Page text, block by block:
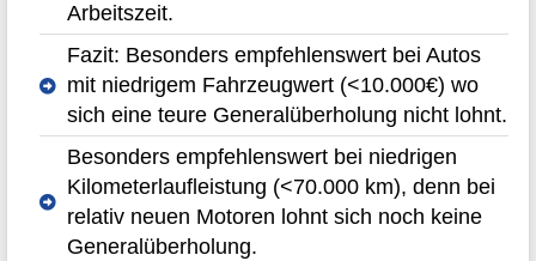
Arbeitszeit.
Fazit: Besonders empfehlenswert bei Autos
mit niedrigem Fahrzeugwert (<10.000€) wo
sich eine teure Generalüberholung nicht lohnt.
Besonders empfehlenswert bei niedrigen
Kilometerlaufleistung (<70.000 km), denn bei
relativ neuen Motoren lohnt sich noch keine
Generalüberholung.